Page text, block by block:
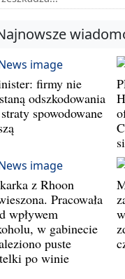
firmy nie
odszkodowania
spowodowane
z Rhoon
Pracowała
wpływem
w gabinecie
puste
po winie